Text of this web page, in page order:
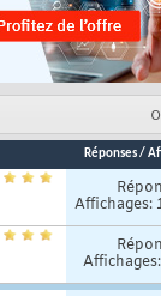
Réponses/
Affichages: